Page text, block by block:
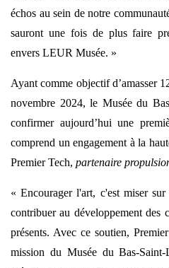
échos au sein de notre
sauront une fois de plus faire
envers LEUR Musée. »
Ayant comme objectif d’amasser
novembre 2024, le Musée du
confirmer aujourd’hui une
comprend un engagement à la
Premier Tech, partenaire
« Encourager l'art, c'est miser
contribuer au développement des
présents. Avec ce soutien,
mission du Musée du Bas-